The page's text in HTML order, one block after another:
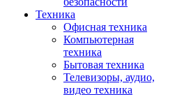
Техника
Офисная техника
Компьютерная
техника
Бытовая техника
Телевизоры, аудио,
видео техника